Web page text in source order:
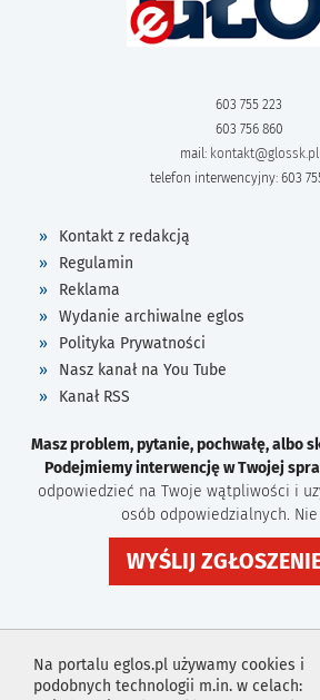
Na portalu eglos.pl używamy cookies i
podobnych technologii m.in. w celach:
603 755 223
603 756 860
mail: kontakt@glossk.pl
telefon interwencyjny: 603
Kontakt z redakcją
Regulamin
Reklama
Wydanie archiwalne eglos
Polityka Prywatności
Nasz kanał na You Tube
Kanał RSS
Masz problem, pytanie, pochwałę, albo
Podejmiemy interwencję w Twojej
odpowiedzieć na Twoje wątpliwości i
osób odpowiedzialnych.
WYŚLIJ